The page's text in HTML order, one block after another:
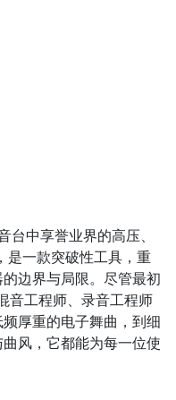
中享誉业界的高压、
是一款突破性工具，重
边界与局限。尽管最初
音工程师、录音工程师
厚重的电子舞曲，到细
风，它都能为每一位使